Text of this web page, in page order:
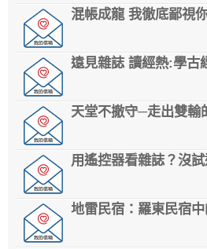
混帳成龍 我徹底鄙視
遠見雜誌 讀經熱:學古
天堂不撤守─走出雙輸
用遙控器看雜誌？沒試
地雷民宿：羅東民宿